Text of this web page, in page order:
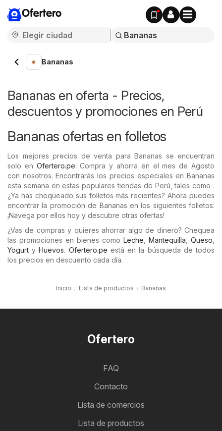
Ofertero
Bananas
Bananas en oferta - Precios,
descuentos y promociones en Perú
Bananas ofertas en folletos
Los mejores precios de venta para Bananas se encuentran
solo en Ofertero.pe. Compra y ahorra en el mes de Agosto
con nosotros. Encontrarás los precios especiales en Bananas
esta semana en estas populares tiendas de Perú, tales como .
¿Ya has chequeado sus folletos más recientes? Ahora puedes
encontrar la promoción de Bananas en los siguientes folletos:
¡Navega por ellos hoy y descubre otras ofertas!
¿Vas de compras y quieres ahorrar algo de dinero? Chequea
las promociones en bienes como Leche Mantequilla Queso
Yogurt yHuevos. Ofertero.pe está en la búsqueda de todos
los precios en descuento cada día.
Inicio Lista de productos Bananas
Ofertero
FAQ
Contacto
Lista de comercios
Lista de productos